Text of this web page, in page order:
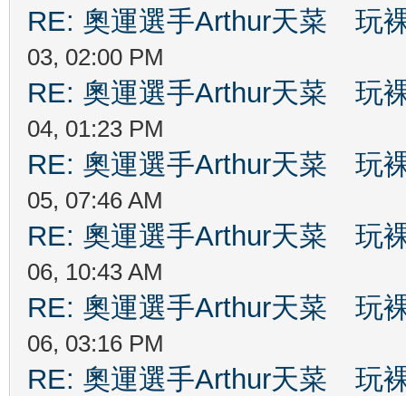
RE: 奧運選手Arthur天菜 玩
03, 02:00 PM
RE: 奧運選手Arthur天菜 玩
04, 01:23 PM
RE: 奧運選手Arthur天菜 玩
05, 07:46 AM
RE: 奧運選手Arthur天菜 玩
06, 10:43 AM
RE: 奧運選手Arthur天菜 玩
06, 03:16 PM
RE: 奧運選手Arthur天菜 玩